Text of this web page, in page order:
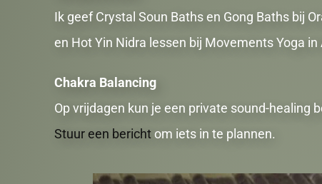
Ik geef Crystal Soun Baths en Gong Baths bij
en Hot Yin Nidra lessen bij Movements Yoga
Chakra Balancing
Op vrijdagen kun je een private sound-healing
Stuur een bericht om iets in te plannen.